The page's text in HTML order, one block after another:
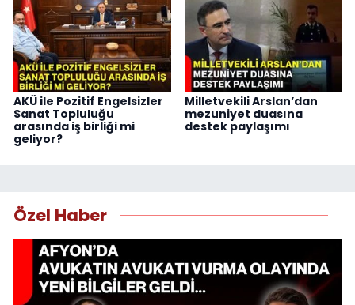
AKÜ ile Pozitif Engelsizler
Sanat Topluluğu
arasında iş birliği mi
geliyor?
Milletvekili Arslan’dan
mezuniyet duasına
destek paylaşımı
Özel Haber